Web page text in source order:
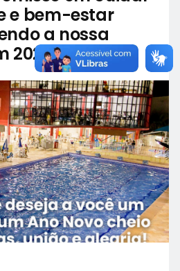
e bem-estar
a nossa
2025